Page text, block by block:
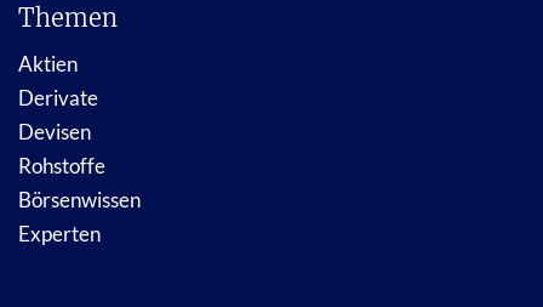
Themen
Aktien
Derivate
Devisen
Rohstoffe
Börsenwissen
Experten